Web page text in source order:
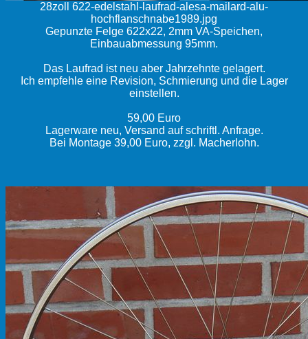
28zoll 622-edelstahl-laufrad-alesa-mailard-alu-
hochflanschnabe1989.jpg
Gepunzte Felge 622x22, 2mm VA-Speichen,
Einbauabmessung 95mm.
Das Laufrad ist neu aber Jahrzehnte gelagert.
Ich empfehle eine Revision, Schmierung und die Lager
einstellen.
59,00 Euro
Lagerware neu, Versand auf schriftl. Anfrage.
Bei Montage 39,00 Euro, zzgl. Macherlohn.